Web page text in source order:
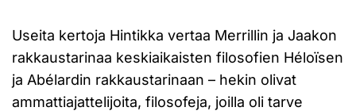
Useita kertoja Hintikka vertaa Merrillin ja Jaakon
rakkaustarinaa keskiaikaisten filosofien Héloïsen
ja Abélardin rakkaustarinaan – hekin olivat
ammattiajattelijoita, filosofeja, joilla oli tarve